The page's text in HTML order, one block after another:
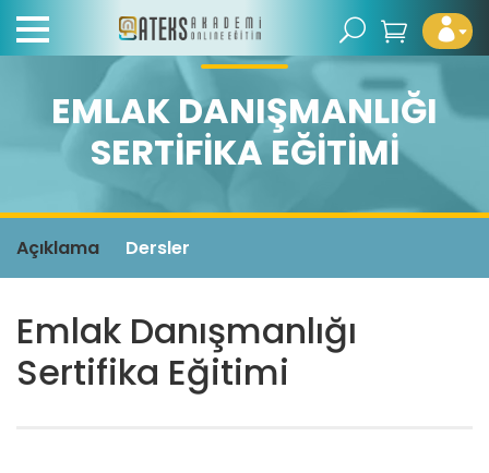
EMLAK DANIŞMANLIĞI
SERTIFIKA EĞITIMI
Açıklama Dersler
Emlak Danışmanlığı
Sertifika Eğitimi